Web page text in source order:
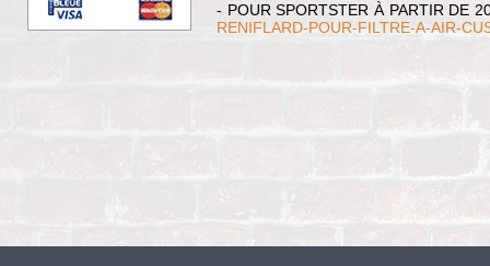
- POUR SPORTSTER À PARTIR DE
RENIFLARD-POUR-FILTRE-A-AIR-